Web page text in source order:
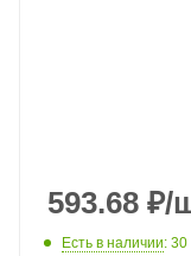
593.68 ₽/
Есть в наличии: 30